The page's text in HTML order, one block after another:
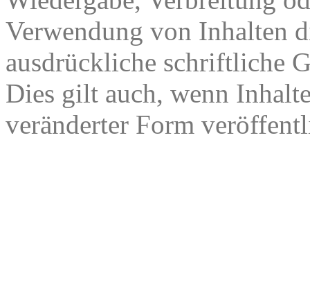
Verwendung von Inhalten
ausdrückliche schriftliche
Dies gilt auch, wenn
veränderter Form